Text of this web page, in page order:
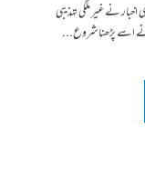
نے غیر ملکی تہذیبی
اسے پڑھنا شروع...